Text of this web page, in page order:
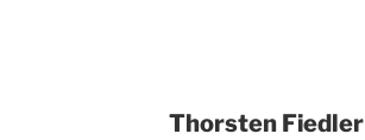
Thorsten Fiedler